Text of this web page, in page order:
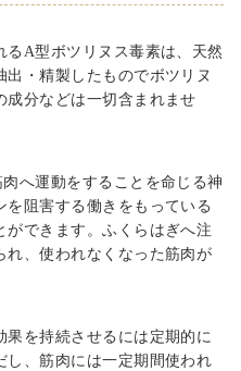
る A型ボツリヌス毒素は、天然
・精製したものでボツリヌ
成分などは一切含まれませ
へ運動をすることを命じる神
阻害する働きをもっている
ができます。ふくらはぎへ注
れ、使われなくなった筋肉が
を持続させるには定期的に
し、筋肉には一定期間使われ